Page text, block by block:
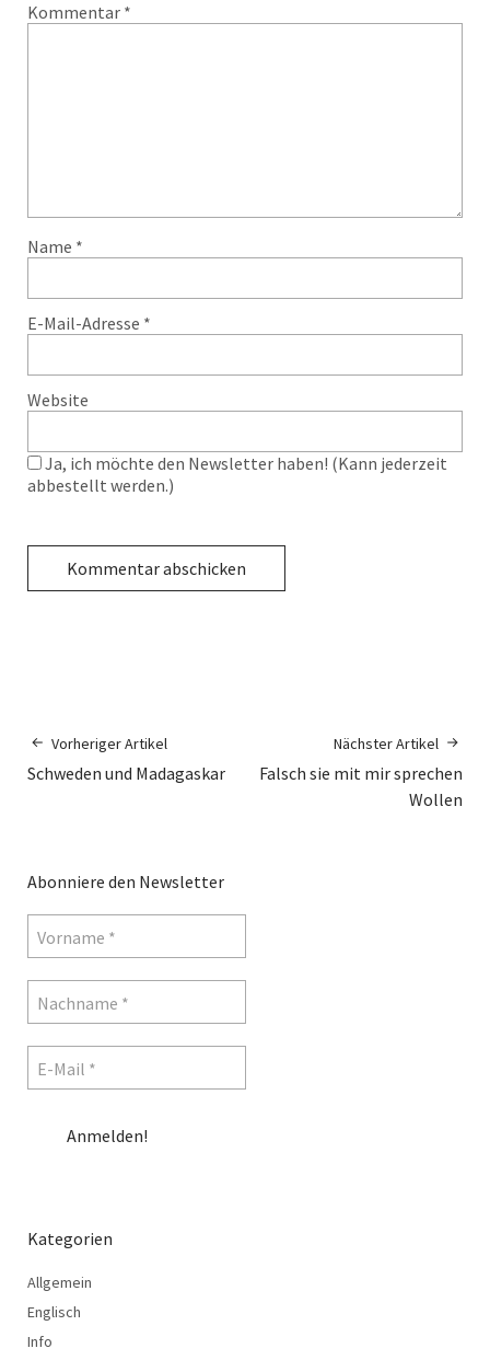
Kommentar *
Name *
E-Mail-Adresse *
Website
Ja, ich möchte den Newsletter haben! (Kann jederzeit
abbestellt werden.)
Vorheriger Artikel
Schweden und Madagaskar
Nächster Artikel
Falsch sie mit mir sprechen
Wollen
Abonniere den Newsletter
Kategorien
Allgemein
Englisch
Info